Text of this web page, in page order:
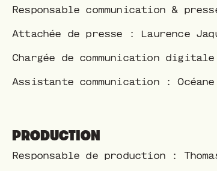
Responsable communication &
Attachée de presse : Laurence
Chargée de communication
Assistante communication :
PRODUCTION
Responsable de production :